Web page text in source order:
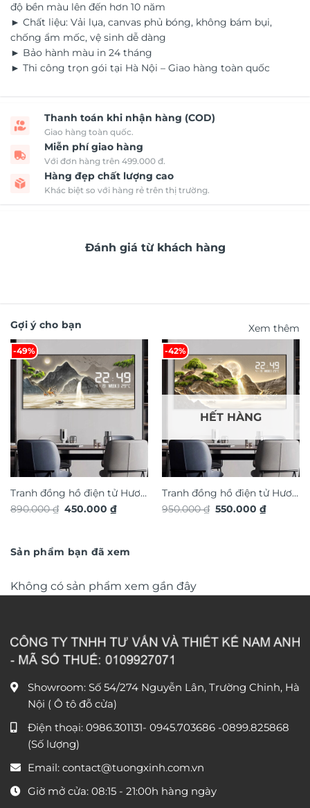
độ bền màu lên đến hơn 10 năm
► Chất liệu: Vải lụa, canvas phủ bóng, không bám bụi,
chống ẩm mốc, vệ sinh dễ dàng
► Bảo hành màu in 24 tháng
► Thi công trọn gói tại Hà Nội – Giao hàng toàn quốc
Thanh toán khi nhận hàng (COD)
Giao hàng toàn quốc.
Miễn phí giao hàng
Với đơn hàng trên 499.000 đ.
Hàng đẹp chất lượng cao
Khác biệt so với hàng rẻ trên thị trường.
Đánh giá từ khách hàng
Gợi ý cho bạn Xem thêm
-49%
Tranh đồng hồ điện tử Hươu
Tài Lộc TG4917S
890.000₫ Giá
450.000₫Giá
-42%
HẾT HÀNG
Tranh đồng hồ điện tử Hươu
Tài Lộc TG4925S
950.000₫ Giá
550.000₫Giá
Sản phẩm bạn đã xem
Không có sản phẩm xem gần đây
Showroom: Số 54/274 Nguyễn Lân, Trường Chinh, Hà
Nội ( Ô tô đỗ cửa)
Điện thoại: 0986.301131- 0945.703686 -0899.825868
(Số lượng)
Email: contact@tuongxinh.com.vn
Giờ mở cửa: 08:15 - 21:00h hàng ngày